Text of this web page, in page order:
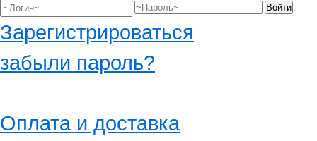
Зарегистрироваться
забыли пароль?
Оплата и доставка